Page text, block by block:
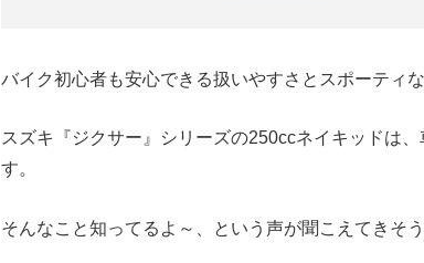
バイク初心者も安心できる扱いやすさとスポーティ
スズキ『ジクサー』シリーズの250ccネイキッドは
す。
そんなこと知ってるよ～、という声が聞こえてきそ